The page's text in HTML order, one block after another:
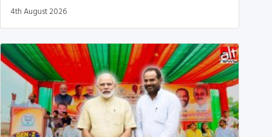
4th August 2026